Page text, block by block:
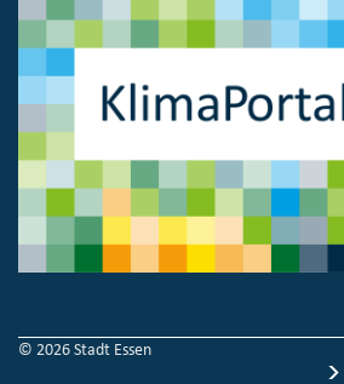
© 2026 Stadt Essen